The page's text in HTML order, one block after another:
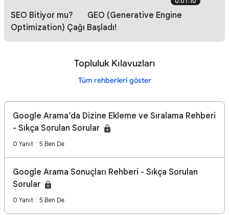
SEO Bitiyor mu? 😱 GEO (Generative Engine
Optimization) Çağı Başladı!
Topluluk Kılavuzları
Tüm rehberleri göster
Google Arama’da Dizine Ekleme ve Sıralama Rehberi
- Sıkça Sorulan Sorular
0 Yanıt 5 Ben De
Google Arama Sonuçları Rehberi - Sıkça Sorulan
Sorular
0 Yanıt 5 Ben De